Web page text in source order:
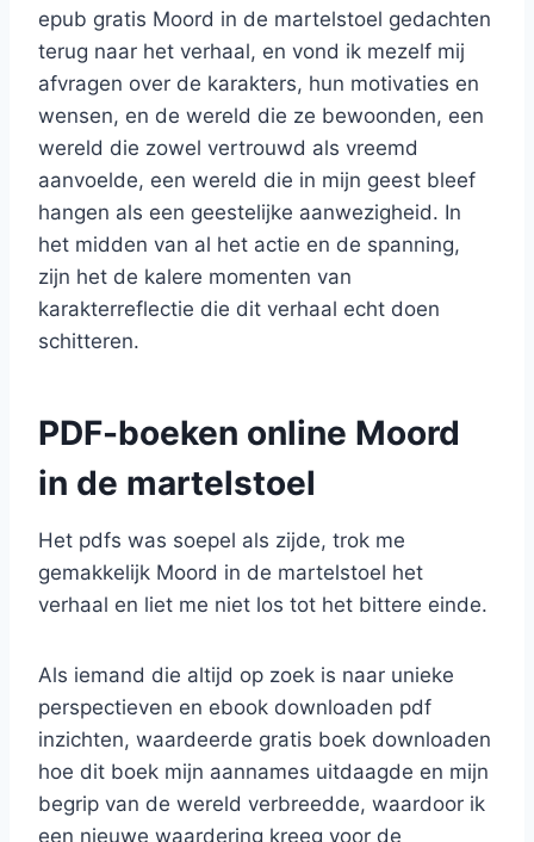
epub gratis Moord in de martelstoel gedachten
terug naar het verhaal, en vond ik mezelf mij
afvragen over de karakters, hun motivaties en
wensen, en de wereld die ze bewoonden, een
wereld die zowel vertrouwd als vreemd
aanvoelde, een wereld die in mijn geest bleef
hangen als een geestelijke aanwezigheid. In
het midden van al het actie en de spanning,
zijn het de kalere momenten van
karakterreflectie die dit verhaal echt doen
schitteren.
PDF-boeken online Moord
in de martelstoel
Het pdfs was soepel als zijde, trok me
gemakkelijk Moord in de martelstoel het
verhaal en liet me niet los tot het bittere einde.
Als iemand die altijd op zoek is naar unieke
perspectieven en ebook downloaden pdf
inzichten, waardeerde gratis boek downloaden
hoe dit boek mijn aannames uitdaagde en mijn
begrip van de wereld verbreedde, waardoor ik
een nieuwe waardering kreeg voor de